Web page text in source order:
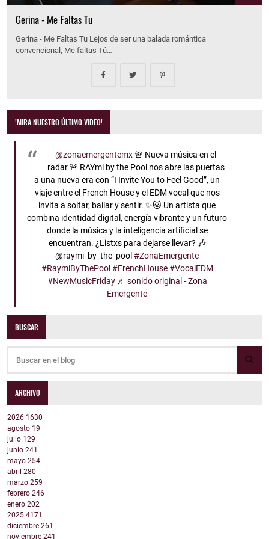
Gerina - Me Faltas Tu
Gerina - Me Faltas Tu Lejos de ser una balada romántica
convencional, Me faltas Tú…
!MIRA NUESTRO ÚLTIMO VIDEO!
@zonaemergentemx🚨 Nueva música en el
radar 🚨 RAYmi by the Pool nos abre las puertas
a una nueva era con “I Invite You to Feel Good”, un
viaje entre el French House y el EDM vocal que nos
invita a soltar, bailar y sentir. ✨🐱 Un artista que
combina identidad digital, energía vibrante y un futuro
donde la música y la inteligencia artificial se
encuentran. ¿Listxs para dejarse llevar? 🎶
@raymi_by_the_pool#ZonaEmergente
#RaymiByThePool #FrenchHouse #VocalEDM
#NewMusicFriday ♬ sonido original - Zona
Emergente
BUSCAR
ARCHIVO
2026 1630
agosto 19
julio 129
junio 241
mayo 254
abril 280
marzo 259
febrero 246
enero 202
2025 4171
diciembre 261
noviembre 241